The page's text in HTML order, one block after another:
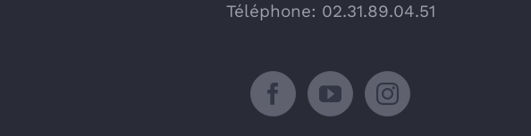
Téléphone: 02.31.89.04.51